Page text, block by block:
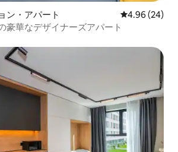
ン・アパート レビュー24
4.96 (24)
豪華なデザイナーズアパート